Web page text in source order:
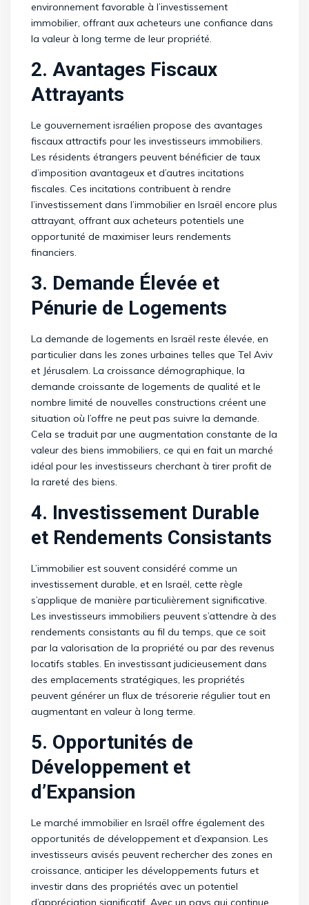
environnement favorable à l’investissement
immobilier, offrant aux acheteurs une confiance dans
la valeur à long terme de leur propriété.
2. Avantages Fiscaux
Attrayants
Le gouvernement israélien propose des avantages
fiscaux attractifs pour les investisseurs immobiliers.
Les résidents étrangers peuvent bénéficier de taux
d’imposition avantageux et d’autres incitations
fiscales. Ces incitations contribuent à rendre
l’investissement dans l’immobilier en Israël encore plus
attrayant, offrant aux acheteurs potentiels une
opportunité de maximiser leurs rendements
financiers.
3. Demande Élevée et
Pénurie de Logements
La demande de logements en Israël reste élevée, en
particulier dans les zones urbaines telles que Tel Aviv
et Jérusalem. La croissance démographique, la
demande croissante de logements de qualité et le
nombre limité de nouvelles constructions créent une
situation où l’offre ne peut pas suivre la demande.
Cela se traduit par une augmentation constante de la
valeur des biens immobiliers, ce qui en fait un marché
idéal pour les investisseurs cherchant à tirer profit de
la rareté des biens.
4. Investissement Durable
et Rendements Consistants
L’immobilier est souvent considéré comme un
investissement durable, et en Israël, cette règle
s’applique de manière particulièrement significative.
Les investisseurs immobiliers peuvent s’attendre à des
rendements consistants au fil du temps, que ce soit
par la valorisation de la propriété ou par des revenus
locatifs stables. En investissant judicieusement dans
des emplacements stratégiques, les propriétés
peuvent générer un flux de trésorerie régulier tout en
augmentant en valeur à long terme.
5. Opportunités de
Développement et
d’Expansion
Le marché immobilier en Israël offre également des
opportunités de développement et d’expansion. Les
investisseurs avisés peuvent rechercher des zones en
croissance, anticiper les développements futurs et
investir dans des propriétés avec un potentiel
d’appréciation significatif. Avec un pays qui continue